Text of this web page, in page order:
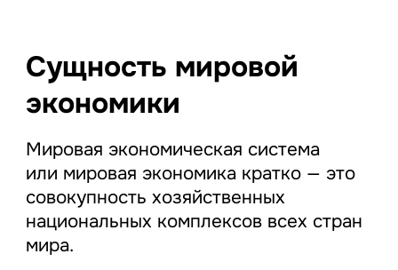
Сущность мировой
экономики
Мировая экономическая система
или мировая экономика кратко — это
совокупность хозяйственных
национальных комплексов всех стран
мира.